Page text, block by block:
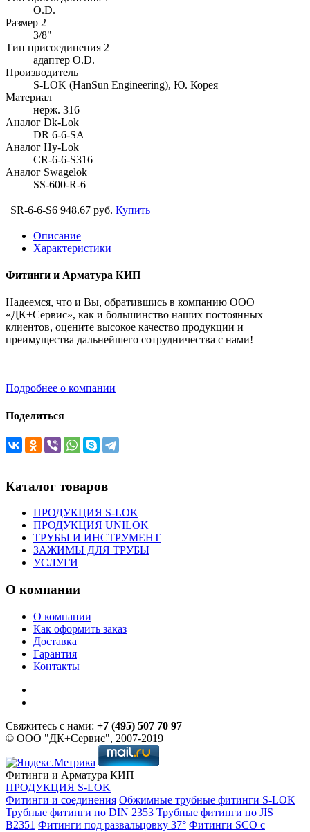
O.D.
Размер 2
3/8"
Тип присоединения 2
адаптер O.D.
Производитель
S-LOK (HanSun Engineering), Ю. Корея
Материал
нерж. 316
Аналог Dk-Lok
DR 6-6-SA
Аналог Hy-Lok
CR-6-6-S316
Аналог Swagelok
SS-600-R-6
SR-6-6-S6 948.67 руб. Купить
Описание
Характеристики
Фитинги и Арматура КИП
Надеемся, что и Вы, обратившись в компанию ООО
«ДК+Сервис», как и большинство наших постоянных
клиентов, оцените высокое качество продукции и
преимущества дальнейшего сотрудничества с нами!
Подробнее о компании
Поделиться
Каталог товаров
ПРОДУКЦИЯ S-LOK
ПРОДУКЦИЯ UNILOK
ТРУБЫ И ИНСТРУМЕНТ
ЗАЖИМЫ ДЛЯ ТРУБЫ
УСЛУГИ
О компании
О компании
Как оформить заказ
Доставка
Гарантия
Контакты
Свяжитесь с нами: +7 (495) 507 70 97
© ООО "ДК+Сервис", 2007-2019
Фитинги и Арматура КИП
ПРОДУКЦИЯ S-LOK
Фитинги и соединения Обжимные трубные фитинги S-LOK
Трубные фитинги по DIN 2353 Трубные фитинги по JIS
B2351 Фитинги под развальцовку 37° Фитинги SCO с